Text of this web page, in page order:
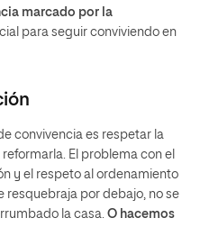
marcado por la
para seguir conviviendo en
convivencia es respetar la
El problema con el
y el respeto al ordenamiento
resquebraja por debajo, no se
la casa. O hacemos